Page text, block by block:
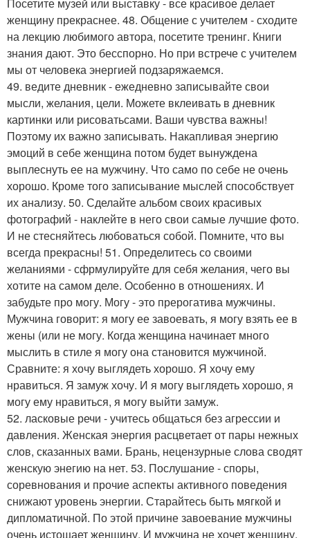
женщину прекраснее. 48. Общение с учителем - сходите
на лекцию любимого автора, посетите тренинг. Книги
знания дают. Это бесспорно. Но при встрече с учителем
мы от человека энергией подзаряжаемся.
49. ведите дневник - ежедневно записывайте свои
мысли, желания, цели. Можете вклеивать в дневник
картинки или рисоватьсами. Ваши чувства важны!
Поэтому их важно записывать. Накапливая энергию
эмоций в себе женщина потом будет вынуждена
выплеснуть ее на мужчину. Что само по себе не очень
хорошо. Кроме того записывание мыслей способствует
их анализу. 50. Сделайте альбом своих красивых
фотографий - наклейте в него свои самые лучшие фото.
И не стесняйтесь любоваться собой. Помните, что вы
всегда прекрасны! 51. Определитесь со своими
желаниями - сфрмулируйте для себя желания, чего вы
хотите на самом деле. Особенно в отношениях. И
забудьте про могу. Могу - это прерогатива мужчины.
Мужчина говорит: я могу ее завоевать, я могу взять ее в
жены (или не могу. Когда женщина начинает много
мыслить в стиле я могу она становится мужчиной.
Сравните: я хочу выглядеть хорошо. Я хочу ему
нравиться. Я замуж хочу. И я могу выглядеть хорошо, я
могу ему нравиться, я могу выйти замуж.
52. ласковые речи - учитесь общаться без агрессии и
давления. Женская энергия расцветает от пары нежных
слов, сказанных вами. Брань, нецензурные слова сводят
женскую энегию на нет. 53. Послушание - споры,
соревнования и прочие аспекты активного поведения
снижают уровень энергии. Старайтесь быть мягкой и
дипломатичной. По этой причине завоевание мужчины
очень истощает женщину. И мужчина не хочет женщину,